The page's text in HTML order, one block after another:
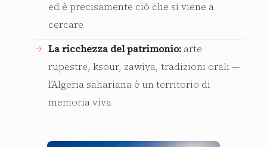
ed è precisamente ciò che si viene a
cercare
La ricchezza del patrimonio:arte
rupestre, ksour, zawiya, tradizioni orali —
l’Algeria sahariana è un territorio di
memoria viva